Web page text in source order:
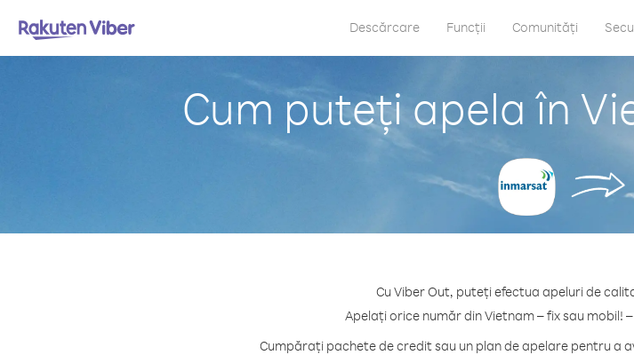
Descărcare Funcții Comunități
Cum puteți apela în
Cu Viber Out, puteți efectua apeluri de
Apelați orice număr din Vietnam – fix sau mobil!
Cumpărați pachete de credit sau un plan de apelare pentru a